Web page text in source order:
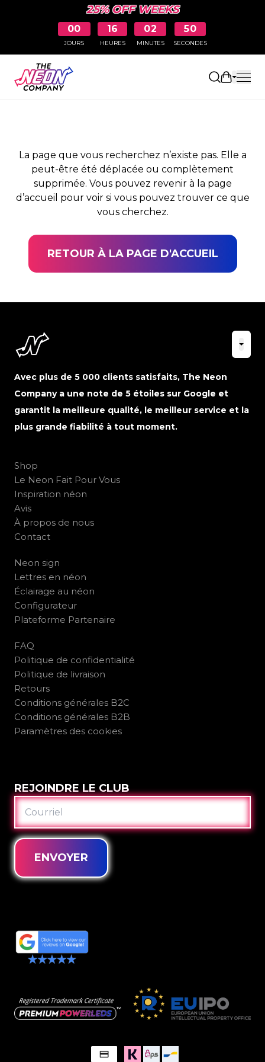
25% OFF WEEKS
00
JOURS
16
HEURES
02
MINUTES
50
SECONDES
Ouvrir le
PAGE NON TROUVÉE
La page que vous recherchez n’existe pas. Elle a
peut-être été déplacée ou complètement
supprimée. Vous pouvez revenir à la page
d’accueil pour voir si vous pouvez trouver ce que
vous cherchez.
RETOUR À LA PAGE D'ACCUEIL
Avec plus de 5 000 clients satisfaits, The Neon
Company a une note de 5 étoiles sur Google et
garantit la meilleure qualité, le meilleur service et la
plus grande fiabilité à tout moment.
Shop
Le Neon Fait Pour Vous
Inspiration néon
Avis
À propos de nous
Contact
Neon sign
Lettres en néon
Éclairage au néon
Configurateur
Plateforme Partenaire
FAQ
Politique de confidentialité
Politique de livraison
Retours
Conditions générales B2C
Conditions générales B2B
Paramètres des cookies
REJOINDRE LE CLUB
COURRIEL
ENVOYER